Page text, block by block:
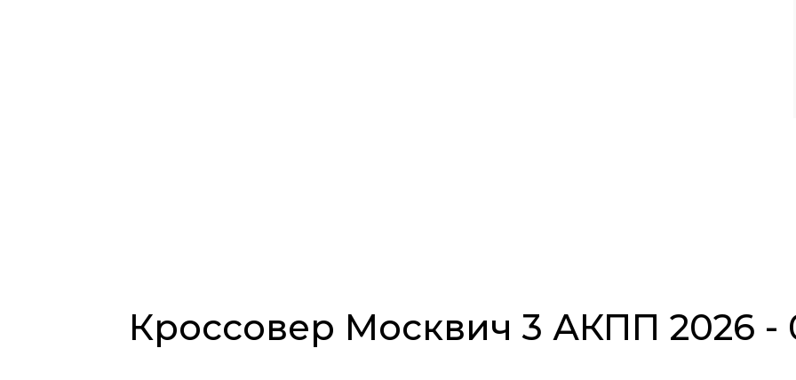
Кроссовер Москвич 3 АКПП 2026 -